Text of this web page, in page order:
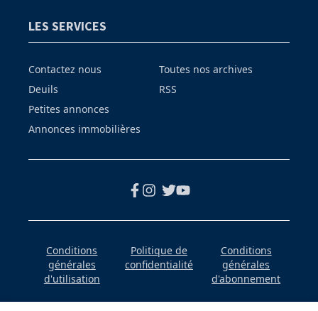
LES SERVICES
Contactez nous
Deuils
Petites annonces
Annonces immobilières
Toutes nos archives
RSS
Conditions
générales
d'utilisation
Politique de
confidentialité
Conditions
générales
d'abonnement